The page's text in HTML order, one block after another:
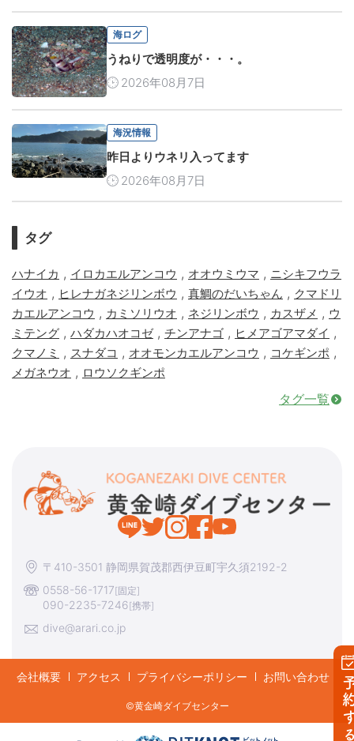
予
海ログ
うねりで透明度が・・・。
2026年08月7日
海況情報
昨日よりウネリ入ってます
2026年08月7日
タグ
ハナイカ , イロカエルアンコウ , オオウミウマ , ニシキフウラ
イウオ , ヒレナガネジリンボウ , 真鯛のだいちゃん , クマドリ
カエルアンコウ , カミソリウオ , ネジリンボウ , カスザメ , ウ
ミテング , ハダカハオコゼ, チンアナゴ , ヒメアゴアマダイ ,
クマノミ , スナダコ , オオモンカエルアンコウ , コケギンポ ,
メガネウオ , ロウソクギンポ
タグ一覧
〒410-3501 静岡県賀茂郡西伊豆町宇久須2192-2
0558-56-1717[固定]
090-2235-7246[携帯]
dive@arari.co.jp
会社概要 アクセス プライバシーポリシー お問い合わせ
©︎黄金崎ダイブセンター